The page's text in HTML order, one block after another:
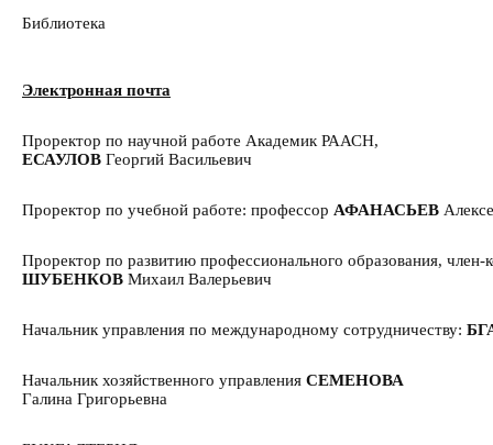
Библиотека
Электронная почта
Проректор по научной работе Академик РААСН,
ЕСАУЛОВ Георгий Васильевич
Проректор по учебной работе: профессор АФАНАСЬЕВ
Проректор по развитию профессионального образования,
ШУБЕНКОВ Михаил Валерьевич
Начальник управления по международному сотрудничеству:
Начальник хозяйственного управления СЕМЕНОВА
Галина Григорьевна